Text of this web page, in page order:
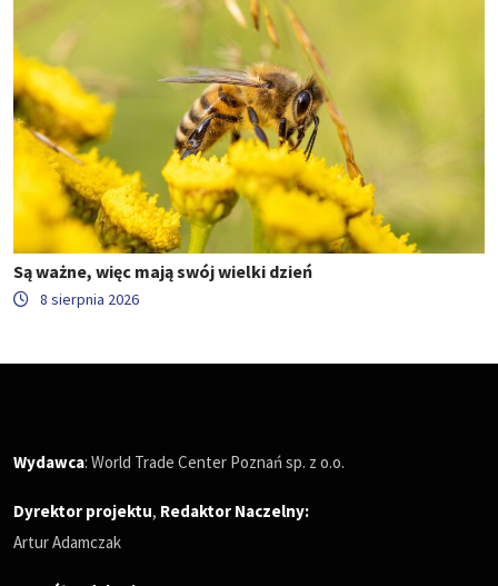
Są ważne, więc mają swój wielki dzień
8 sierpnia 2026
Wydawca: World Trade Center Poznań sp. z o.o.
Dyrektor projektu, Redaktor Naczelny:
Artur Adamczak